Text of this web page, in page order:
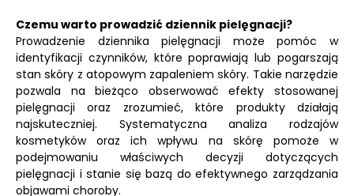
Czemu warto prowadzić dziennik pielęgnacji?
Prowadzenie dziennika pielęgnacji może pomóc w
identyfikacji czynników, które poprawiają lub pogarszają
stan skóry z atopowym zapaleniem skóry. Takie narzędzie
pozwala na bieżąco obserwować efekty stosowanej
pielęgnacji oraz zrozumieć, które produkty działają
najskuteczniej. Systematyczna analiza rodzajów
kosmetyków oraz ich wpływu na skórę pomoże w
podejmowaniu właściwych decyzji dotyczących
pielęgnacji i stanie się bazą do efektywnego zarządzania
objawami choroby.